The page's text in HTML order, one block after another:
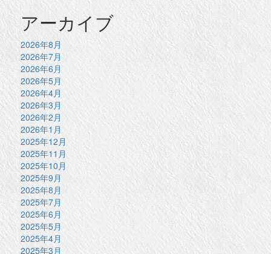
アーカイブ
2026年8月
2026年7月
2026年6月
2026年5月
2026年4月
2026年3月
2026年2月
2026年1月
2025年12月
2025年11月
2025年10月
2025年9月
2025年8月
2025年7月
2025年6月
2025年5月
2025年4月
2025年3月